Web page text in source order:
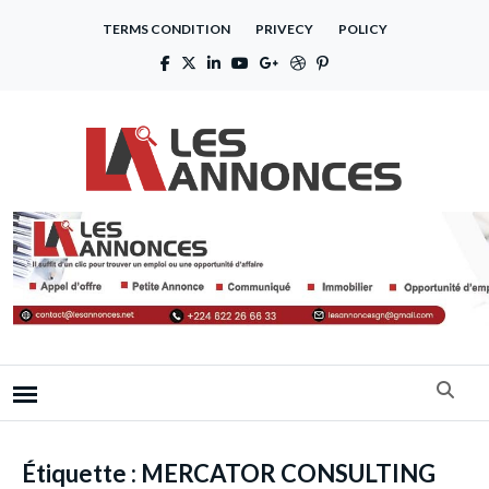
TERMS CONDITION PRIVECY POLICY
Étiquette : MERCATOR CONSULTING